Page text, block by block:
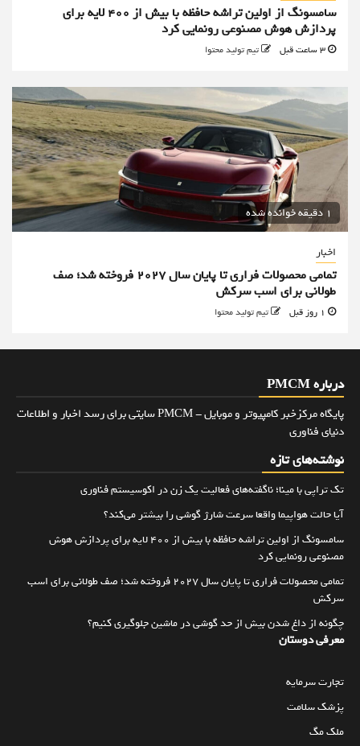
سامسونگ از اولین تراشه حافظه با بیش از ۴۰۰ لایه برای
پردازش هوش مصنوعی رونمایی کرد
تیم تولید محتوا
1 دقیقه خوانده شده
اخبار
تمامی محصولات فراری تا پایان سال ۲۰۲۷ فروخته شد؛ صف
طولانی برای اسب سرکش
تیم تولید محتوا
درباره PMCM
پایگاه مرکزخبر کامپیوتر و موبایل - PMCM سایتی برای رسد اخبار و اطلاعات
دنیای فناوری
نوشته‌های تازه
تک تراپی با مینا؛ ناگفته‌های فعالیت یک زن در اکوسیستم فناوری
آیا حالت هواپیما واقعا سرعت شارژ گوشی را بیشتر می‌کند؟
سامسونگ از اولین تراشه حافظه با بیش از ۴۰۰ لایه برای پردازش هوش
مصنوعی رونمایی کرد
تمامی محصولات فراری تا پایان سال ۲۰۲۷ فروخته شد؛ صف طولانی برای اسب
سرکش
چگونه از داغ شدن بیش از حد گوشی در ماشین جلوگیری کنیم؟
معرفی دوستان
تجارت سرمایه
پزشک سلامت
ملک مگ